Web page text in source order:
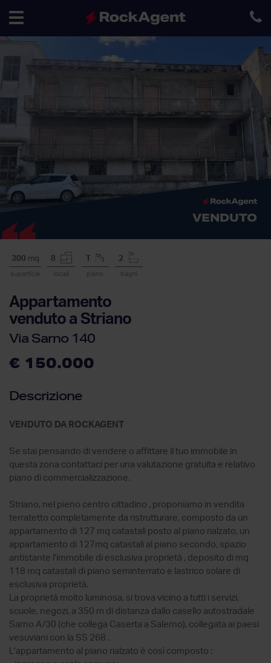
300 mq
superficie
8
locali piano
2
bagni
Appartamento
venduto a Striano
Via Sarno 140
€ 150.000
VENDUTO
Descrizione
VENDUTO DA ROCKAGENT
Se stai pensando di vendere o affittare il tuo immobile in
questa zona contattaci per una valutazione gratuita e relativo
piano di commercializzazione.
Striano, nel pieno centro cittadino , proponiamo in vendita
terratetto completamente da ristrutturare, composto da un
appartamento di 127 mq catastali posto al piano rialzato, un
appartamento di 127mq catastali al piano secondo, spazio
antistante l'immobile di esclusiva proprietà , deposito di mq
118 mq catastali di piano seminterrato e lastrico solare di
esclusiva proprietà.
La proprietà molto luminosa, si trova vicino a tutti i servizi,
scuole, negozi, a 350 m di distanza dallo casello autostradale
Sarno A/30 (che collega Caserta a Salerno), collegata ai paesi
vesuviani con la SS 268 .
L'appartamento al piano rialzato è così composto :